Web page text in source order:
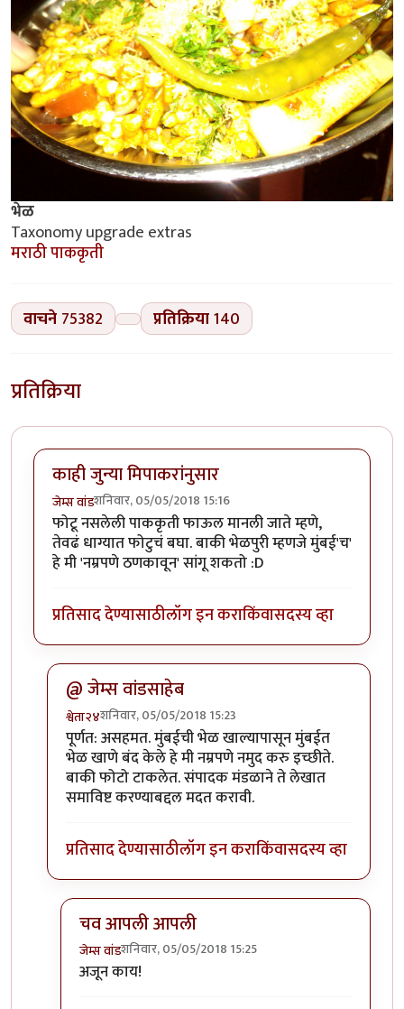
भेळ
Taxonomy upgrade extras
मराठी पाककृती
वाचने 75382 प्रतिक्रिया140
प्रतिक्रिया
काही जुन्या मिपाकरांनुसार
जेम्स वांडशनिवार, 05/05/2018 15:16
फोटू नसलेली पाककृती फाऊल मानली जाते म्हणे,
तेवढं धाग्यात फोटुचं बघा. बाकी भेळपुरी म्हणजे मुंबई'च'
हे मी 'नम्रपणे ठणकावून' सांगू शकतो :D
प्रतिसाद देण्यासाठीलॉग इन कराकिंवासदस्य व्हा
@ जेम्स वांडसाहेब
श्वेता२४शनिवार, 05/05/2018 15:23
In reply toकाही जुन्या मिपाकरांनुसारbyजेम्स वांड
पूर्णत: असहमत. मुंबईची भेळ खाल्यापासून मुंबईत
भेळ खाणे बंद केले हे मी नम्रपणे नमुद करु इच्छीते.
बाकी फोटो टाकलेत. संपादक मंडळाने ते लेखात
समाविष्ट करण्याबद्दल मदत करावी.
प्रतिसाद देण्यासाठीलॉग इन कराकिंवासदस्य व्हा
चव आपली आपली
जेम्स वांडशनिवार, 05/05/2018 15:25
In reply to
अजून काय!